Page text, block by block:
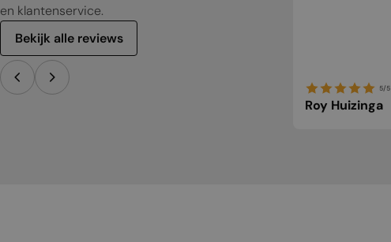
en klantenservice.
Bekijk alle reviews
5/5
Roy Huizinga